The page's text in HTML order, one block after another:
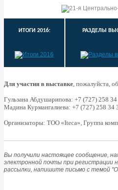
ИТОГИ 2016: РАЗДЕЛЫ
Для участия в выставке, пожалуйста,
Гульзана Абдушарипова: +7 (727) 258 34
Мадина Курмангалиева: +7 (727) 258 34
Организаторы: ТОО «Iteca», Группа
Вы получили настоящее сообщение,
электронной почты при регистрации
рассылки, напишите письмо с темой